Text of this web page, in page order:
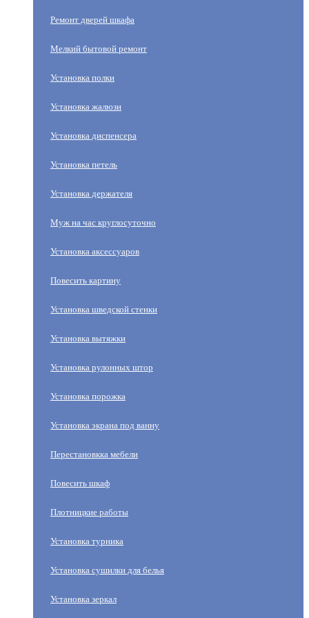
Ремонт дверей шкафа
Мелкий бытовой ремонт
Установка полки
Установка жалюзи
Установка диспенсера
Установка петель
Установка держателя
Муж на час круглосуточно
Установка аксессуаров
Повесить картину
Установка шведской стенки
Установка вытяжки
Установка рулонных штор
Установка порожка
Установка экрана под ванну
Перестановкка мебели
Повесить шкаф
Плотницкие работы
Установка турника
Установка сушилки для белья
Установка зеркал